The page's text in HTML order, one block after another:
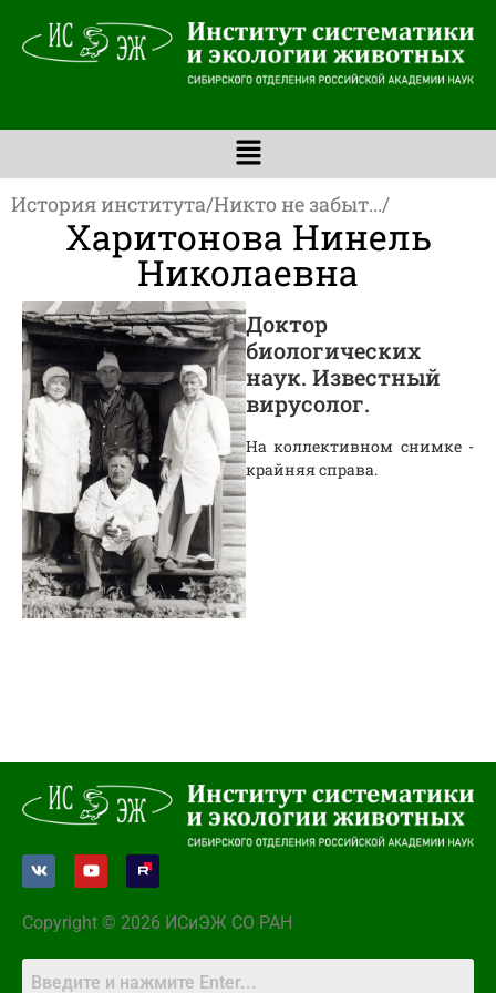
История института/Никто не забыт.../
Харитонова Нинель
Николаевна
Доктор
биологических
наук. Известный
вирусолог.
На коллективном снимке -
крайняя справа.
Copyright © 2026 ИСиЭЖ СО РАН